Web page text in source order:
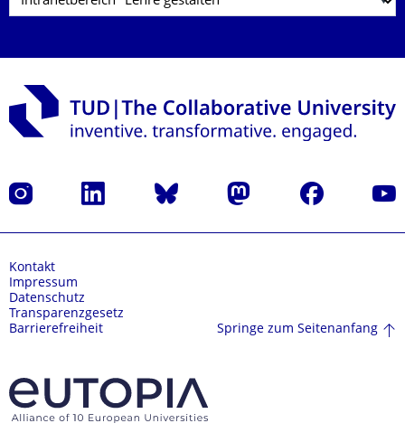
Instagram LinkedIn Bluesky Mastodon Facebook
Kontakt
Impressum
Datenschutz
Transparenzgesetz
Barrierefreiheit
Springe zum Seitenanfang